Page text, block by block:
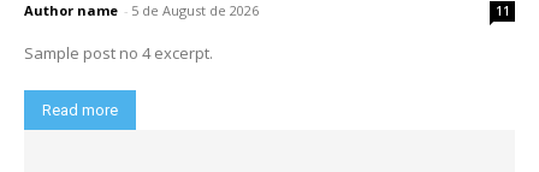
Author name - 5 de August de 2026 11
Sample post no 4 excerpt.
Read more